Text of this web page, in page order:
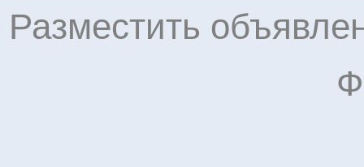
Разместить